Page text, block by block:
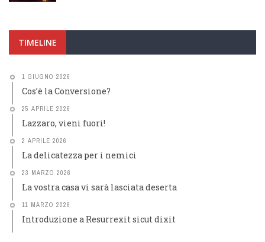
TIMELINE
1 GIUGNO 2026
Cos’è la Conversione?
25 APRILE 2026
Lazzaro, vieni fuori!
2 APRILE 2026
La delicatezza per i nemici
23 MARZO 2026
La vostra casa vi sarà lasciata deserta
11 MARZO 2026
Introduzione a Resurrexit sicut dixit